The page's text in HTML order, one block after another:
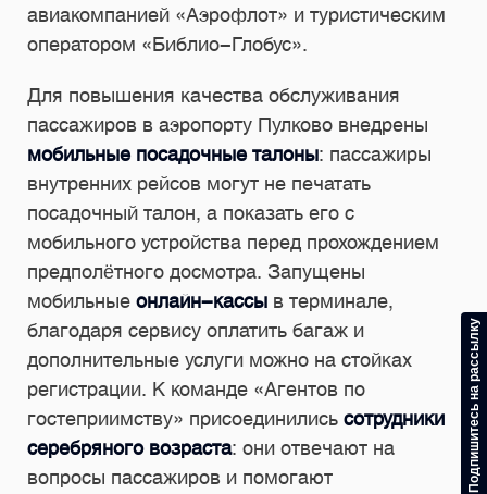
авиакомпанией «Аэрофлот» и туристическим
оператором «Библио-Глобус».
Для повышения качества обслуживания
пассажиров в аэропорту Пулково внедрены
мобильные посадочные талоны: пассажиры
внутренних рейсов могут не печатать
посадочный талон, а показать его с
мобильного устройства перед прохождением
предполётного досмотра. Запущены
мобильные онлайн-кассы в терминале,
благодаря сервису оплатить багаж и
дополнительные услуги можно на стойках
регистрации. К команде «Агентов по
гостеприимству» присоединились сотрудники
серебряного возраста: они отвечают на
вопросы пассажиров и помогают
Подпишитесь на рассылку